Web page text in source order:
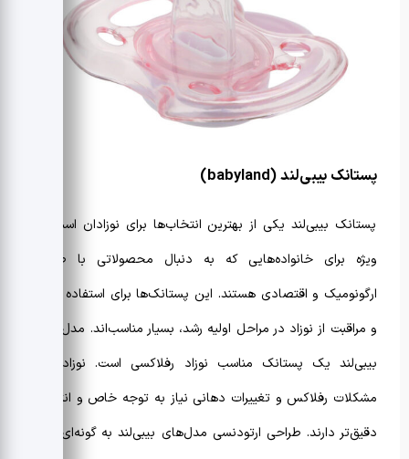
پستانک بیبی‌لند (babyland
)
پستانک بیبی‌لند یکی از بهترین انتخاب‌ها برای نوزادان است، به
ویژه برای خانواده‌هایی که به دنبال محصولاتی با طراحی
ارگونومیک و اقتصادی هستند. این پستانک‌ها برای استفاده روزانه
بیبی‌لند یک پستانک مناسب نوزاد رفلاکسی است. نوزادان با
مشکلات رفلاکس و تغییرات دهانی نیاز به توجه خاص و انتخابی
دقیق‌تر دارند. طراحی ارتودنسی مدل‌های بیبی‌لند به گونه‌ای است